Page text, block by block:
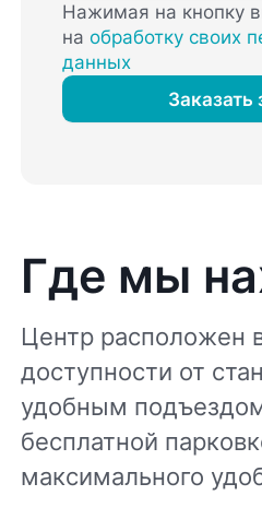
Нажимая на кнопку
наобработку своих
данных
Заказать
Где мы
Центр расположен
доступности от
удобным
бесплатной
максимального